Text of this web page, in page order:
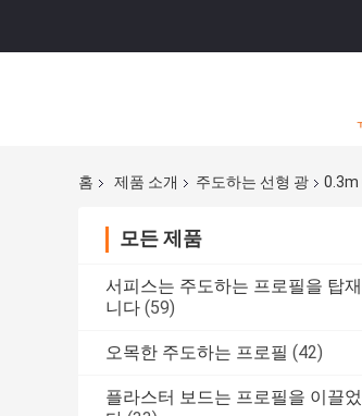
홈 제품 소개 주도하는 선형 광 0.3m
모든 제품
서피스는 주도하는 프로필을 탑
니다 (59)
오목한 주도하는 프로필 (42)
플라스터 보드는 프로필을 이끌었